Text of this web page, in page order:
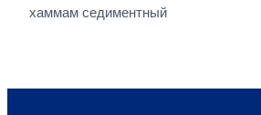
хаммам седиментный